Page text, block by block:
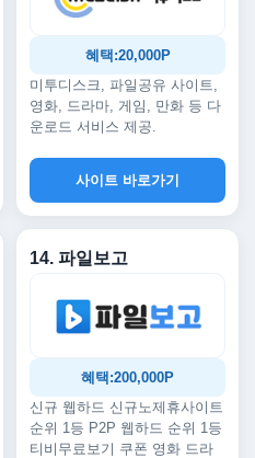
혜택:20,000P
미투디스크, 파일공유 사이트,
영화, 드라마, 게임, 만화 등 다
운로드 서비스 제공.
사이트 바로가기
14. 파일보고
혜택:200,000P
신규 웹하드 신규노제휴사이트
순위 1등 P2P 웹하드 순위 1등
티비무료보기 쿠폰 영화 드라